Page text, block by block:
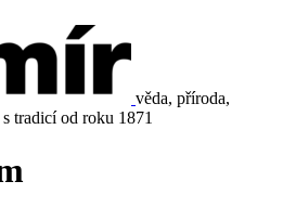
věda, příroda,
tradicí od roku 1871